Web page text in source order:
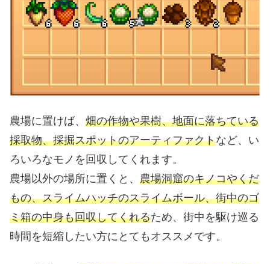
農場に置けば、 畑の作物や果樹、地面に落ちている
採取物、採掘スポットのアーティファクトなど、い
ろいろなモノを回収してくれます。
農場以外の場所に置くと、 農場洞窟のキノコやくだ
もの、スライムハッチのスライムボール、街中のゴ
ミ箱の中身も回収してくれるため、街中を駆け巡る
時間を短縮したい方にとてもオススメです。